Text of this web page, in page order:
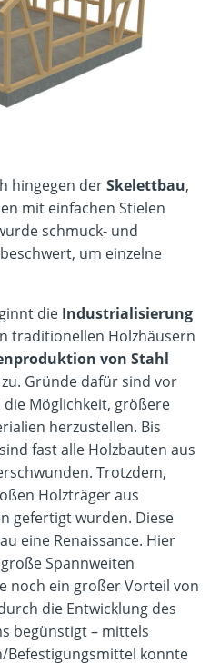
hingegen derSkelettbau,
mit einfachen Stielen
schmuck- und
um einzelne
die Industrialisierung
traditionellen Holzhäusern
von Stahl
Gründe dafür sind vor
Möglichkeit, größere
herzustellen. Bis
fast alle Holzbauten aus
Trotzdem,
Holzträger aus
gefertigt wurden. Diese
eine Renaissance. Hier
Spannweiten
noch ein großer Vorteil von
die Entwicklung des
begünstigt – mittels
Befestigungsmittel konnte